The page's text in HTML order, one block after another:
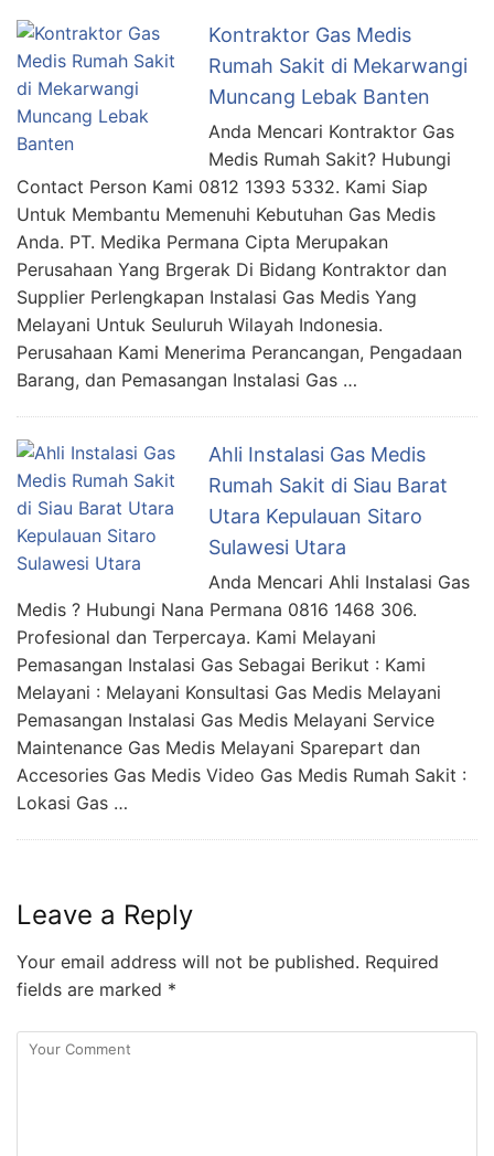
Kontraktor Gas Medis
Rumah Sakit di Mekarwangi
Muncang Lebak Banten
Anda Mencari Kontraktor Gas
Medis Rumah Sakit? Hubungi
Contact Person Kami 0812 1393 5332. Kami Siap
Untuk Membantu Memenuhi Kebutuhan Gas Medis
Anda. PT. Medika Permana Cipta Merupakan
Perusahaan Yang Brgerak Di Bidang Kontraktor dan
Supplier Perlengkapan Instalasi Gas Medis Yang
Melayani Untuk Seuluruh Wilayah Indonesia.
Perusahaan Kami Menerima Perancangan, Pengadaan
Barang, dan Pemasangan Instalasi Gas …
Ahli Instalasi Gas Medis
Rumah Sakit di Siau Barat
Utara Kepulauan Sitaro
Sulawesi Utara
Anda Mencari Ahli Instalasi Gas
Medis ? Hubungi Nana Permana 0816 1468 306.
Profesional dan Terpercaya. Kami Melayani
Pemasangan Instalasi Gas Sebagai Berikut : Kami
Melayani : Melayani Konsultasi Gas Medis Melayani
Pemasangan Instalasi Gas Medis Melayani Service
Maintenance Gas Medis Melayani Sparepart dan
Accesories Gas Medis Video Gas Medis Rumah Sakit :
Lokasi Gas …
Leave a Reply
Your email address will not be published. Required
fields are marked *